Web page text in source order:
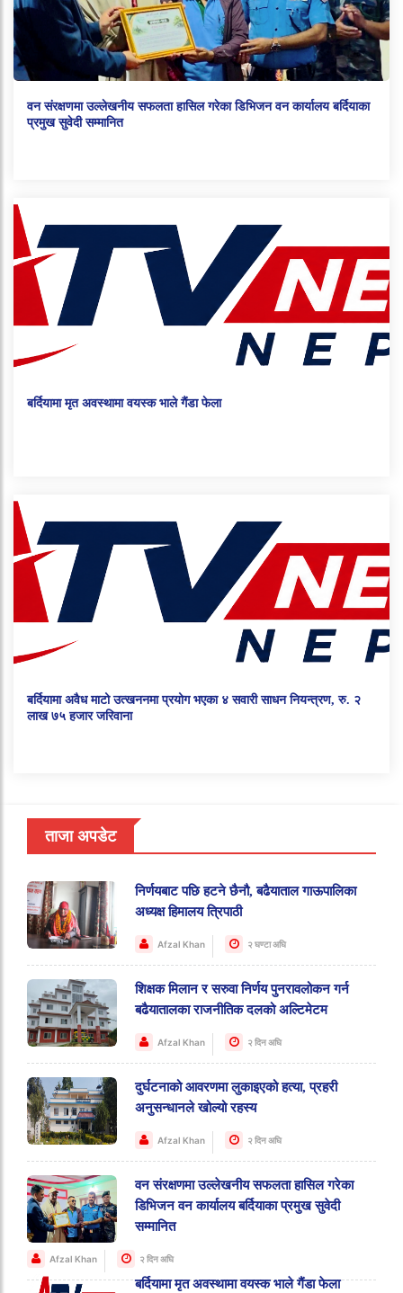
वन संरक्षणमा उल्लेखनीय सफलता हासिल गरेका डिभिजन वन कार्यालय बर्दियाका
प्रमुख सुवेदी सम्मानित
बर्दियामा मृत अवस्थामा वयस्क भाले गैंडा फेला
बर्दियामा अवैध माटो उत्खननमा प्रयोग भएका ४ सवारी साधन नियन्त्रण, रु. २
लाख ७५ हजार जरिवाना
ताजा अपडेट
निर्णयबाट पछि हटने छैनौ, बढैयाताल गाऊपालिका
अध्यक्ष हिमालय त्रिपाठी
Afzal Khan २ घण्टा अघि
शिक्षक मिलान र सरुवा निर्णय पुनरावलोकन गर्न
बढैयातालका राजनीतिक दलको अल्टिमेटम
Afzal Khan २ दिन अघि
दुर्घटनाको आवरणमा लुकाइएको हत्या, प्रहरी
अनुसन्धानले खोल्यो रहस्य
Afzal Khan २ दिन अघि
वन संरक्षणमा उल्लेखनीय सफलता हासिल गरेका
डिभिजन वन कार्यालय बर्दियाका प्रमुख सुवेदी
सम्मानित
Afzal Khan २ दिन अघि
बर्दियामा मृत अवस्थामा वयस्क भाले गैंडा फेला